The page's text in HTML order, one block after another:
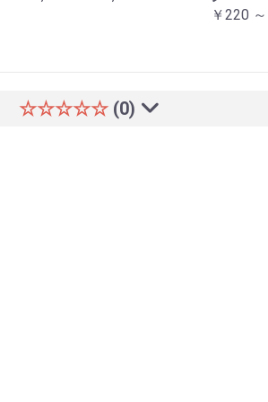
￥220
☆☆☆☆☆ (0)